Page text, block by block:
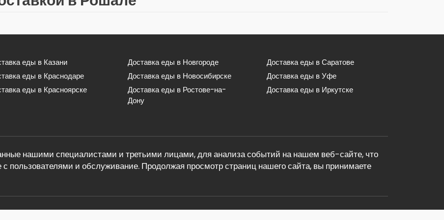
еды в Казани
еды в Краснодаре
еды в Красноярске
Доставка еды в Новгороде
Доставка еды в Новосибирске
Доставка еды в Ростове-на-
Дону
Доставка еды в Саратове
Доставка еды в Уфе
Доставка еды в Иркутске
нашими специалистами и третьими лицами, для анализа событий на нашем веб-сайте, что
пользователями и обслуживание. Продолжая просмотр страниц нашего сайта, вы принимаете